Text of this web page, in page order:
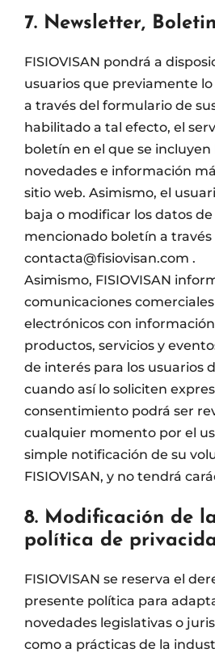
7. Newsletter,
FISIOVISAN pondrá a
usuarios que previamente
a través del formulario de
habilitado a tal efecto, el
boletín en el que se incluyen
novedades e información
sitio web. Asimismo, el
baja o modificar los datos
mencionado boletín a través
contacta@fisiovisan.com .
Asimismo, FISIOVISAN
comunicaciones
electrónicos con
productos, servicios y
de interés para los usuarios
cuando así lo soliciten
consentimiento podrá ser
cualquier momento por el
simple notificación de su
FISIOVISAN, y no tendrá
8. Modificación de
política de
FISIOVISAN se reserva el
presente política para
novedades legislativas o
como a prácticas de la